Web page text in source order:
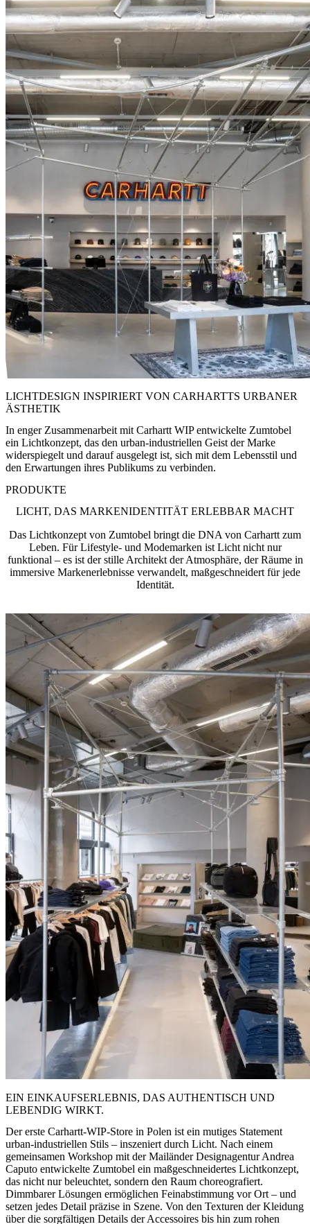
LICHTDESIGN INSPIRIERT VON CARHARTTS URBANER
ÄSTHETIK
In enger Zusammenarbeit mit Carhartt WIP entwickelte Zumtobel
ein Lichtkonzept, das den urban-industriellen Geist der Marke
widerspiegelt und darauf ausgelegt ist, sich mit dem Lebensstil und
den Erwartungen ihres Publikums zu verbinden.
PRODUKTE
LICHT, DAS MARKENIDENTITÄT ERLEBBAR MACHT
Das Lichtkonzept von Zumtobel bringt die DNA von Carhartt zum
Leben. Für Lifestyle- und Modemarken ist Licht nicht nur
funktional – es ist der stille Architekt der Atmosphäre, der Räume in
immersive Markenerlebnisse verwandelt, maßgeschneidert für jede
Identität.
EIN EINKAUFSERLEBNIS, DAS AUTHENTISCH UND
LEBENDIG WIRKT.
Der erste Carhartt-WIP-Store in Polen ist ein mutiges Statement
urban-industriellen Stils – inszeniert durch Licht. Nach einem
gemeinsamen Workshop mit der Mailänder Designagentur Andrea
Caputo entwickelte Zumtobel ein maßgeschneidertes Lichtkonzept,
das nicht nur beleuchtet, sondern den Raum choreografiert.
Dimmbarer Lösungen ermöglichen Feinabstimmung vor Ort – und
setzen jedes Detail präzise in Szene. Von den Texturen der Kleidung
über die sorgfältigen Details der Accessoires bis hin zum rohen